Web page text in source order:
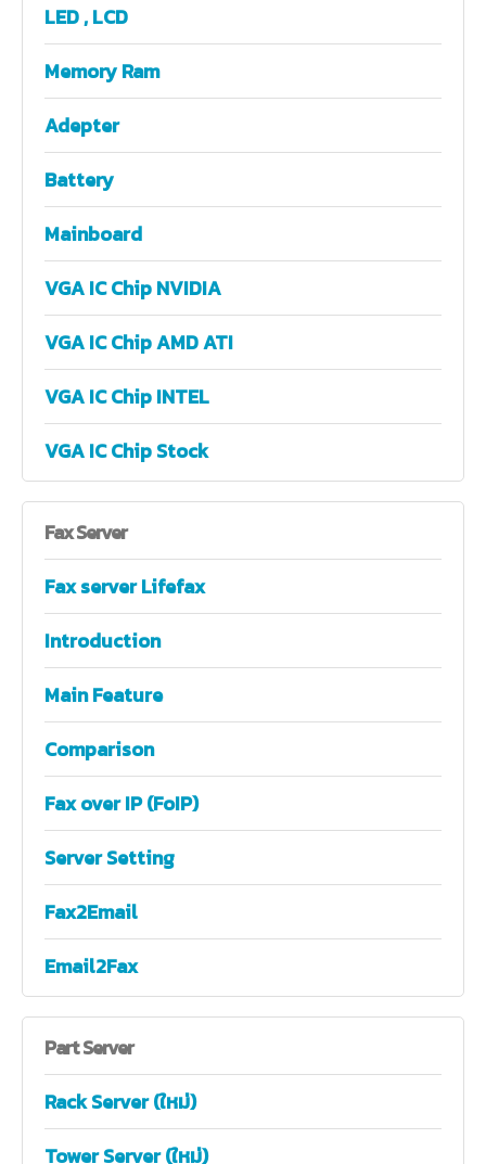
LED , LCD
Memory Ram
Adepter
Battery
Mainboard
VGA IC Chip NVIDIA
VGA IC Chip AMD ATI
VGA IC Chip INTEL
VGA IC Chip Stock
FaxServer
Fax server Lifefax
Introduction
Main Feature
Comparison
Fax over IP (FoIP)
Server Setting
Fax2Email
Email2Fax
PartServer
Rack Server (ใหม่)
Tower Server (ใหม่)